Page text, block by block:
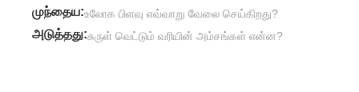
முந்தைய:உலோக பிளவு எவ்வாறு வேலை செய்கிறது?
அடுத்தது:சுருள் வெட்டும் வரியின் அம்சங்கள் என்ன?